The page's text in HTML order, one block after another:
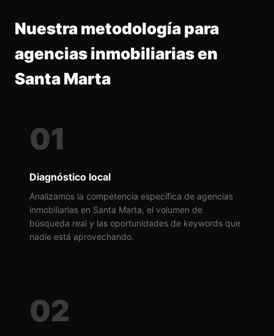
Nuestra metodología para
agencias inmobiliarias en
Santa Marta
01
Diagnóstico local
Analizamos la competencia específica de agencias
inmobiliarias en Santa Marta, el volumen de
búsqueda real y las oportunidades de keywords que
nadie está aprovechando.
02